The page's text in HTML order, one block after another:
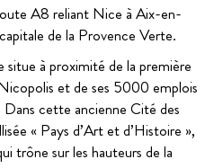
A8 reliant Nice à Aix-en-
de la Provence Verte.
situe à proximité de la première
et de ses 5000 emplois
cette ancienne Cité des
« Pays d’Art et d’Histoire »,
trône sur les hauteurs de la